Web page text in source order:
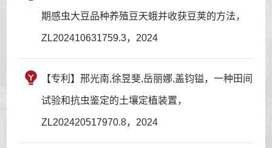
期感虫大豆品种养殖豆天蛾并收获豆荚的方法，
ZL202410631759.3，2024
【专利】邢光南,徐昱斐,岳丽娜,盖钧镒，一种田间
试验和抗虫鉴定的土壤定植装置，
ZL202420517970.8，2024